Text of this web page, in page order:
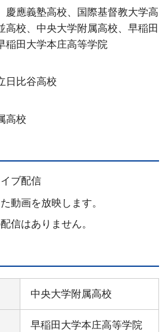
慶應義塾高校、国際基督教大学高
高校、中央大学附属高校、早稲田
稲田大学本庄高等学院
日比谷高校
高校
ブ配信
動画を放映します。
信はありません。
中央大学附属高校
早稲田大学本庄高等学院